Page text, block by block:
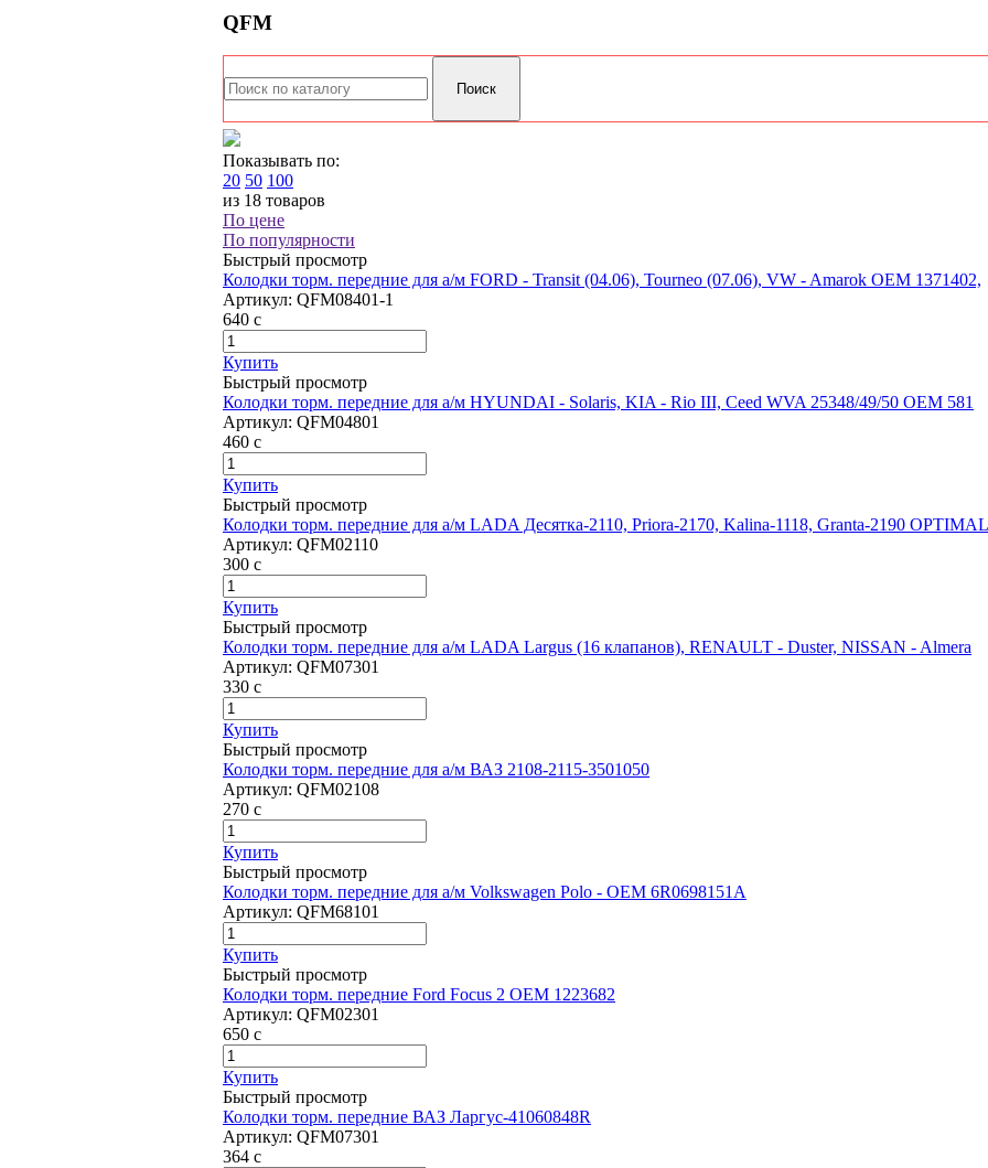
QFM
Показывать по:
20 50 100
из 18 товаров
По цене
По популярности
Быстрый просмотр
Колодки торм. передние для а/м FORD - Transit (04.06), Tourneo (07.06), VW - Amarok OEM 1371402,
Артикул: QFM08401-1
640 c
Купить
Быстрый просмотр
Колодки торм. передние для а/м HYUNDAI - Solaris, KIA - Rio III, Ceed WVA 25348/49/50 OEM 581
Артикул: QFM04801
460 c
Купить
Быстрый просмотр
Колодки торм. передние для а/м LADA Десятка-2110, Priora-2170, Kalina-1118, Granta-2190 OPTIMAL
Артикул: QFM02110
300 c
Купить
Быстрый просмотр
Колодки торм. передние для а/м LADA Largus (16 клапанов), RENAULT - Duster, NISSAN - Almera
Артикул: QFM07301
330 c
Купить
Быстрый просмотр
Колодки торм. передние для а/м ВАЗ 2108-2115-3501050
Артикул: QFM02108
270 c
Купить
Быстрый просмотр
Колодки торм. передние для а/м Volkswagen Polo - OEM 6R0698151A
Артикул: QFM68101
Купить
Быстрый просмотр
Колодки торм. передние Ford Focus 2 OEM 1223682
Артикул: QFM02301
650 c
Купить
Быстрый просмотр
Колодки торм. передние ВАЗ Ларгус-41060848R
Артикул: QFM07301
364 c